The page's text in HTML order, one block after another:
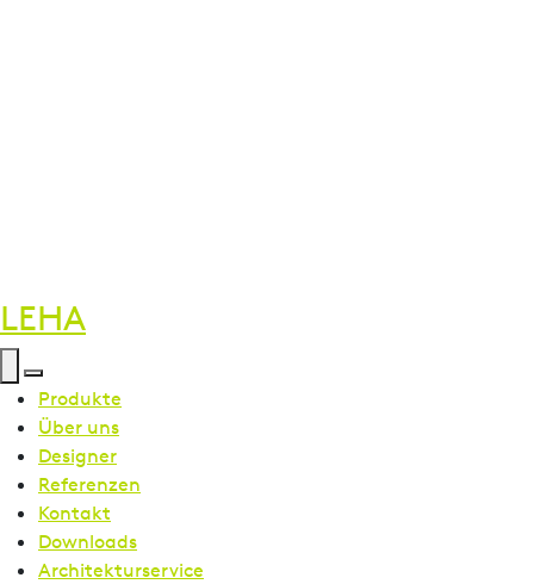
LEHA
Menü öffnen
Menü schließen
Produkte
Über uns
Designer
Referenzen
Kontakt
Downloads
Architekturservice